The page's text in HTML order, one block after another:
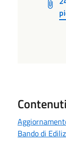
Bando di